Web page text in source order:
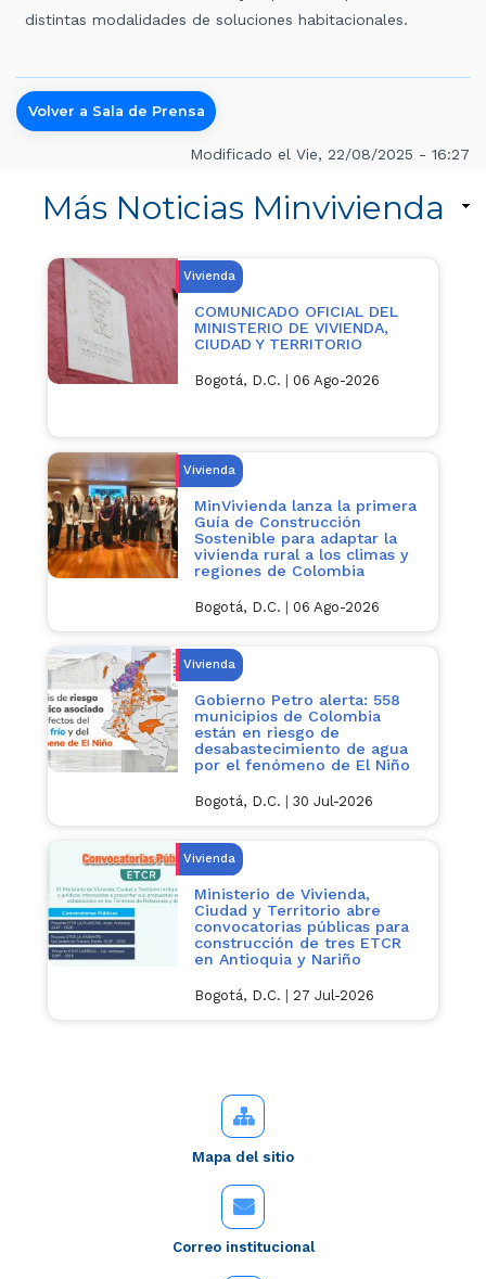
distintas modalidades de soluciones habitacionales.
Volver a Sala de Prensa
Modificado el Vie, 22/08/2025 - 16:27
Más Noticias Minvivienda
Vivienda
COMUNICADO OFICIAL DEL
MINISTERIO DE VIVIENDA,
CIUDAD Y TERRITORIO
Bogotá, D.C. 06 Ago-2026
Vivienda
MinVivienda lanza la primera
Guía de Construcción
Sostenible para adaptar la
vivienda rural a los climas y
regiones de Colombia
Bogotá, D.C. 06 Ago-2026
Vivienda
Gobierno Petro alerta: 558
municipios de Colombia
están en riesgo de
desabastecimiento de agua
por el fenómeno de El Niño
Bogotá, D.C. 30 Jul-2026
Vivienda
Ministerio de Vivienda,
Ciudad y Territorio abre
convocatorias públicas para
construcción de tres ETCR
en Antioquia y Nariño
Bogotá, D.C. 27 Jul-2026
Mapa del sitio
Correo institucional